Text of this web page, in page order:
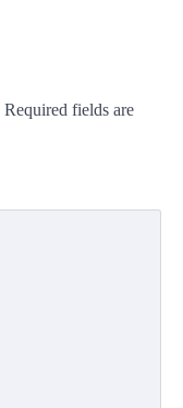
Required fields are